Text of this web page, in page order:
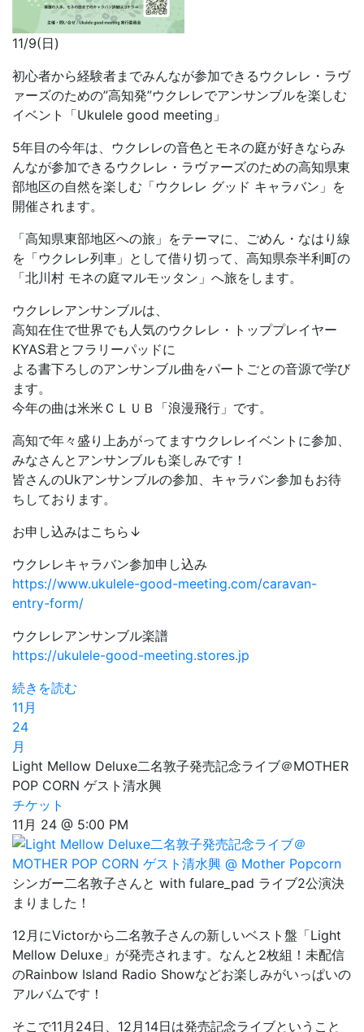
11/9(日)
初心者から経験者までみんなが参加できるウクレレ・ラヴ
ァーズのための”高知発”ウクレレでアンサンブルを楽しむ
イベント「Ukulele good meeting」
5年目の今年は、ウクレレの音色とモネの庭が好きならみ
んなが参加できるウクレレ・ラヴァーズのための高知県東
部地区の自然を楽しむ「ウクレレ グッド キャラバン」を
開催されます。
「高知県東部地区への旅」をテーマに、ごめん・なはり線
を「ウクレレ列車」として借り切って、高知県奈半利町の
「北川村 モネの庭マルモッタン」へ旅をします。
ウクレレアンサンブルは、
高知在住で世界でも人気のウクレレ・トッププレイヤー
KYAS君とフラリーパッドに
よる書下ろしのアンサンブル曲をパートごとの音源で学び
ます。
今年の曲は米米ＣＬＵＢ「浪漫飛行」です。
高知で年々盛り上あがってますウクレレイベントに参加、
みなさんとアンサンブルも楽しみです！
皆さんのUkアンサンブルの参加、キャラバン参加もお待
ちしております。
お申し込みはこちら↓
ウクレレキャラバン参加申し込み
https://www.ukulele-good-meeting.com/caravan-
entry-form/
ウクレレアンサンブル楽譜
https://ukulele-good-meeting.stores.jp
続きを読む
11月
24
月
Light Mellow Deluxe二名敦子発売記念ライブ＠MOTHER
POP CORN ゲスト清水興
チケット
11月 24 @ 5:00 PM
シンガー二名敦子さんと with fulare_pad ライブ2公演決
まりました！
12月にVictorから二名敦子さんの新しいベスト盤「Light
Mellow Deluxe」が発売されます。なんと2枚組！未配信
のRainbow Island Radio Showなどお楽しみがいっぱいの
アルバムです！
そこで11月24日、12月14日は発売記念ライブということ